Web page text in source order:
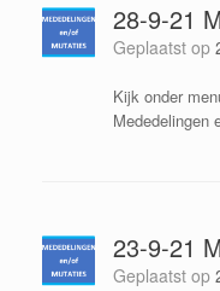
28-9-21
Geplaatst op
Kijk onder
Mededelingen
23-9-21
Geplaatst op